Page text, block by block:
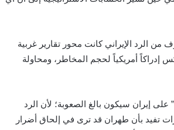
من الرد الإيراني كانت محور تقارير غربية
إدراكاً أمريكياً لحجم المخاطر، ومحاولة
إيران سيكون بالغ الصعوبة؛ لأن الرد
تفيد بأن طهران قد ترى في إلحاق أضرار